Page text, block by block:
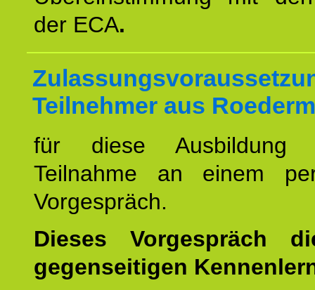
der ECA.
Teilnehmer aus
für diese
Teilnahme an einem
Vorgespräch.
Dieses Vorgespräch
gegenseitigen